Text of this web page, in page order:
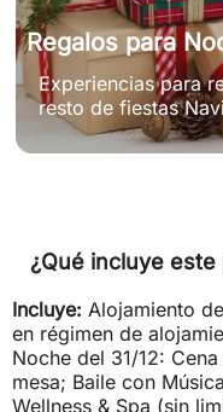
Regalos para
Experiencias para
resto de fiestas
¿Qué incluye
Incluye: Alojamiento
en régimen de
Noche del 31/12:
mesa; Baile con
Wellness & Spa (sin